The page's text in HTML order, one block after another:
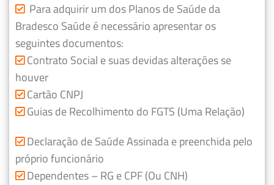
Para adquirir um dos Planos de Saúde da
Bradesco Saúde é necessário apresentar os
seguintes documentos:
Contrato Social e suas devidas alterações se
houver
Cartão CNPJ
Guias de Recolhimento do FGTS (Uma Relação)
Declaração de Saúde Assinada e preenchida pelo
próprio funcionário
Dependentes – RG e CPF (Ou CNH)